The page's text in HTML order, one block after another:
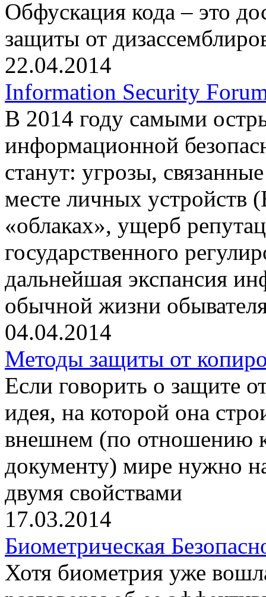
Обфускация кода – это
защиты от
22.04.2014
Information Security
В 2014 году самыми
информационной
станут: угрозы,
месте личных устройств
«облаках», ущерб
государственного
дальнейшая экспансия
обычной жизни
04.04.2014
Методы защиты от
Если говорить о защите
идея, на которой она
внешнем (по отношению
документу) мире нужно
двумя свойствами
17.03.2014
Биометрическая
Хотя биометрия уже